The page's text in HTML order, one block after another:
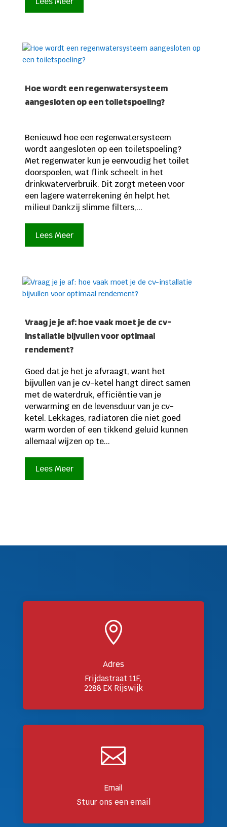
Hoe wordt een regenwatersysteem
aangesloten op een toiletspoeling?
Benieuwd hoe een regenwatersysteem
wordt aangesloten op een toiletspoeling?
Met regenwater kun je eenvoudig het toilet
doorspoelen, wat flink scheelt in het
drinkwaterverbruik. Dit zorgt meteen voor
een lagere waterrekening én helpt het
milieu! Dankzij slimme filters,...
Lees Meer
Vraag je je af: hoe vaak moet je de cv-
installatie bijvullen voor optimaal
rendement?
Goed dat je het je afvraagt, want het
bijvullen van je cv-ketel hangt direct samen
met de waterdruk, efficiëntie van je
verwarming en de levensduur van je cv-
ketel. Lekkages, radiatoren die niet goed
warm worden of een tikkend geluid kunnen
allemaal wijzen op te...
Lees Meer

Adres
Frijdastraat 11F,
2288 EX Rijswijk

Email
Stuur ons een email